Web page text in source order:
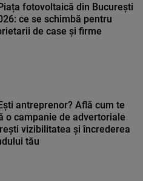
fotovoltaică din București
ce se schimbă pentru
de case și firme
antreprenor? Află cum te
o campanie de advertoriale
vizibilitatea și încrederea
tău